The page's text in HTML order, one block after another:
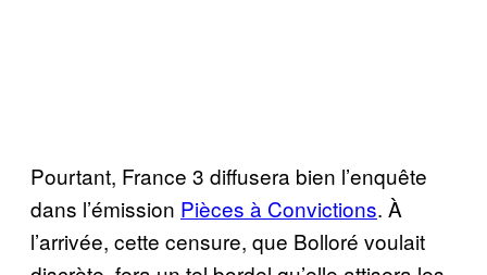
Pourtant, France 3 diffusera bien l’enquête
dans l’émission Pièces à Convictions. À
l’arrivée, cette censure, que Bolloré voulait